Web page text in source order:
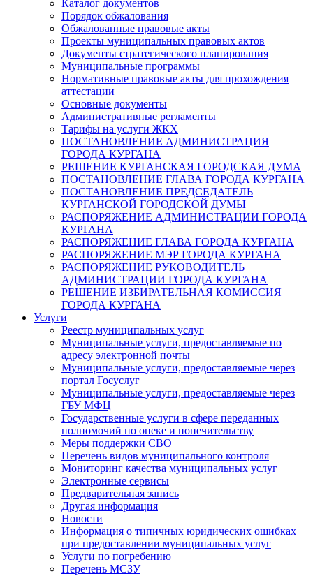
Каталог документов
Порядок обжалования
Обжалованные правовые акты
Проекты муниципальных правовых актов
Документы стратегического планирования
Муниципальные программы
Нормативные правовые акты для прохождения
аттестации
Основные документы
Административные регламенты
Тарифы на услуги ЖКХ
ПОСТАНОВЛЕНИЕ АДМИНИСТРАЦИЯ
ГОРОДА КУРГАНА
РЕШЕНИЕ КУРГАНСКАЯ ГОРОДСКАЯ ДУМА
ПОСТАНОВЛЕНИЕ ГЛАВА ГОРОДА КУРГАНА
ПОСТАНОВЛЕНИЕ ПРЕДСЕДАТЕЛЬ
КУРГАНСКОЙ ГОРОДСКОЙ ДУМЫ
РАСПОРЯЖЕНИЕ АДМИНИСТРАЦИИ ГОРОДА
КУРГАНА
РАСПОРЯЖЕНИЕ ГЛАВА ГОРОДА КУРГАНА
РАСПОРЯЖЕНИЕ МЭР ГОРОДА КУРГАНА
РАСПОРЯЖЕНИЕ РУКОВОДИТЕЛЬ
АДМИНИСТРАЦИИ ГОРОДА КУРГАНА
РЕШЕНИЕ ИЗБИРАТЕЛЬНАЯ КОМИССИЯ
ГОРОДА КУРГАНА
Услуги
Реестр муниципальных услуг
Муниципальные услуги, предоставляемые по
адресу электронной почты
Муниципальные услуги, предоставляемые через
портал Госуслуг
Муниципальные услуги, предоставляемые через
ГБУ МФЦ
Государственные услуги в сфере переданных
полномочий по опеке и попечительству
Меры поддержки СВО
Перечень видов муниципального контроля
Мониторинг качества муниципальных услуг
Электронные сервисы
Предварительная запись
Другая информация
Новости
Информация о типичных юридических ошибках
при предоставлении муниципальных услуг
Услуги по погребению
Перечень МСЗУ